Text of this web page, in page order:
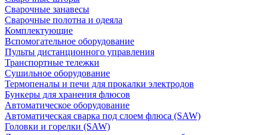
Сварочные занавесы
Сварочные полотна и одеяла
Комплектующие
Вспомогательное оборудование
Пульты дистанционного управления
Транспортные тележки
Сушильное оборудование
Термопеналы и печи для прокалки электродов
Бункеры для хранения флюсов
Автоматическое оборудование
Автоматическая сварка под слоем флюса (SAW)
Головки и горелки (SAW)